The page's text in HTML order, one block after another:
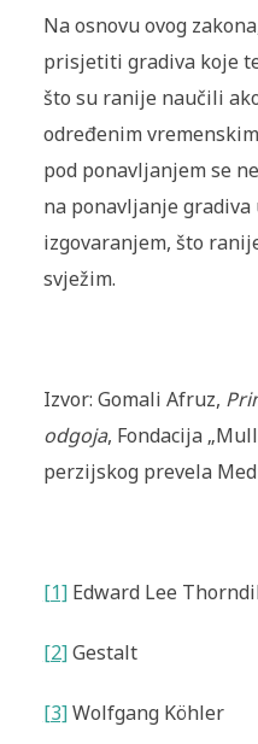
Na osnovu ovog
prisjetiti gradiva koje
što su ranije naučili
određenim
pod ponavljanjem se
na ponavljanje
izgovaranjem, što
svježim.
Izvor: Gomali Afruz,
odgoja, Fondacija
perzijskog prevela
[1]Edward Lee
[2]Gestalt
[3]Wolfgang Köhler